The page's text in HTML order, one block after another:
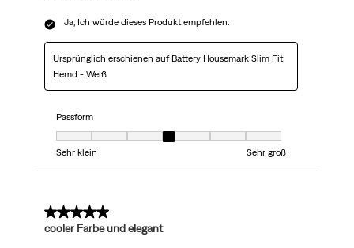
Ja, Ich würde dieses Produkt empfehlen.
Ursprünglich erschienen auf Battery Housemark Slim Fit
Hemd - Weiß
Passform
Passform, 4 von 7, wobei 1 gleich Sehr klein ist und 7 gleich Sehr groß
Sehr klein
Sehr groß
5 von 5 Sternen.
cooler Farbe und elegant